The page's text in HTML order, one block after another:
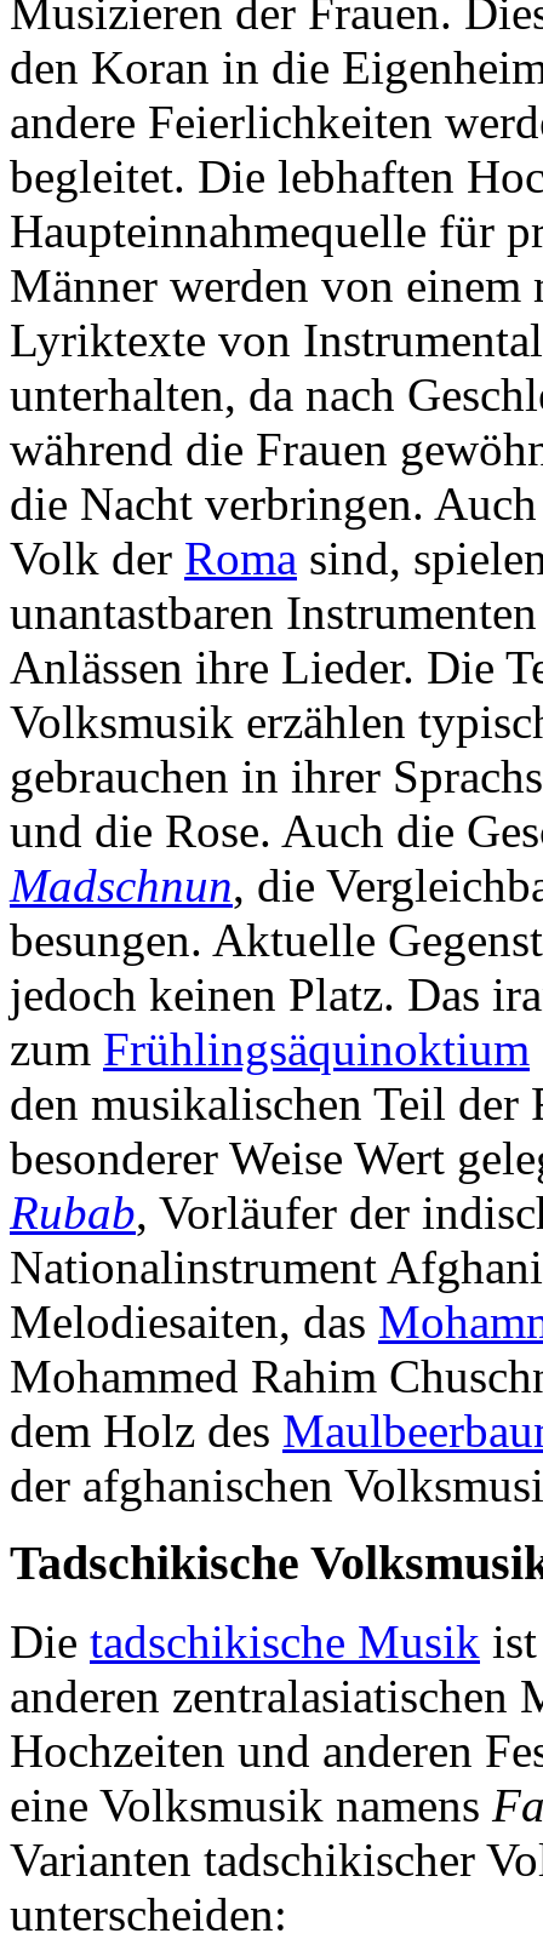
Musizieren der Frauen.
den Koran in die
andere Feierlichkeiten
begleitet. Die lebhaften
Haupteinnahmequelle für
Männer werden von einem
Lyriktexte von
unterhalten, da nach
während die Frauen
die Nacht verbringen.
Volk der Roma sind,
unantastbaren
Anlässen ihre Lieder. Die
Volksmusik erzählen
gebrauchen in ihrer
und die Rose. Auch die
Madschnun, die
besungen. Aktuelle
jedoch keinen Platz. Das
zum Frühlingsäquinoktium
den musikalischen Teil
besonderer Weise Wert
Rubab, Vorläufer der
Nationalinstrument
Melodiesaiten, das
Mohammed Rahim
dem Holz des
der afghanischen
Tadschikische
Die tadschikische Musik
anderen
Hochzeiten und anderen
eine Volksmusik namens
Varianten tadschikischer
unterscheiden: